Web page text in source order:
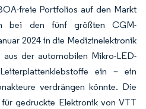
freie Portfolios auf den Markt
bei den fünf größten CGM-
2024 in die Medizinelektronik
der automobilen Mikro-LED-
ein – ein
verdrängen könnte. Die
für gedruckte Elektronik von VTT